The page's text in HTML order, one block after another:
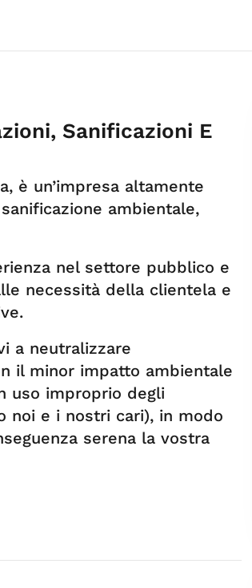
Sanificazioni E
è un’impresa altamente
ambientale,
nel settore pubblico e
necessità della clientela e
a neutralizzare
il minor impatto ambientale
uso improprio degli
noi e i nostri cari), in modo
serena la vostra